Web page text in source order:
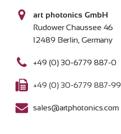
art photonics GmbH
Rudower Chaussee 46
12489 Berlin, Germany
+49 (0) 30-6779 887-0
+49 (0) 30-6779 887-99
sales@artphotonics.com